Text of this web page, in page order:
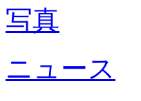
写真
ニュース